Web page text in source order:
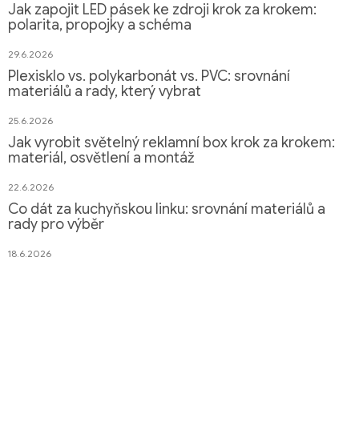
Jak zapojit LED pásek ke zdroji krok za krokem:
polarita, propojky a schéma
29.6.2026
Plexisklo vs. polykarbonát vs. PVC: srovnání
materiálů a rady, který vybrat
25.6.2026
Jak vyrobit světelný reklamní box krok za krokem:
materiál, osvětlení a montáž
22.6.2026
Co dát za kuchyňskou linku: srovnání materiálů a
rady pro výběr
18.6.2026